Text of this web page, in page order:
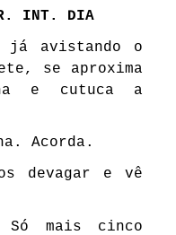
INT. DIA
já avistando o
se aproxima
e cutuca a
Acorda.
devagar e vê
Só mais cinco